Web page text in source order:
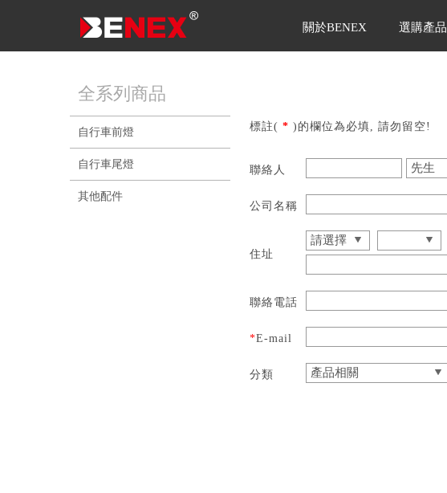
關於BENEX 選購產品
全系列商品
自行車前燈
自行車尾燈
其他配件
標註( * )的欄位為必填, 請勿留空!
聯絡人
公司名稱
住址
聯絡電話
*E-mail
分類